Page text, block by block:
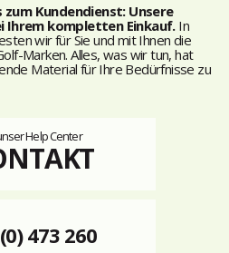
Kundendienst: Unsere
Ihrem kompletten Einkauf.In
wir für Sie und mit Ihnen die
Marken. Alles, was wir tun, hat
Material für Ihre Bedürfnisse zu
Help Center
473 260